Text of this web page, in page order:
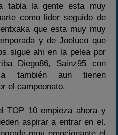
tabla la gente esta muy
como lider seguido de
que esta muy muy
y de Joeluco que
sigue ahi en la pelea por
Diego86, Sainz95 con
también aun tienen
el campeonato.
TOP 10 empieza ahora y
aspirar a entrar en el.